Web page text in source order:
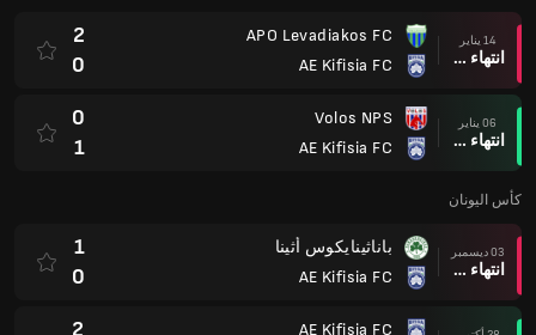
14 يناير
انتهاء وقت المباراة
APO Levadiakos FC
AE Kifisia FC
2
0
06 يناير
انتهاء وقت المباراة
Volos NPS
AE Kifisia FC
0
1
كأس اليونان
03 ديسمبر
انتهاء وقت المباراة
باناثينايكوس أثينا
AE Kifisia FC
1
0
AE Kifisia FC
2